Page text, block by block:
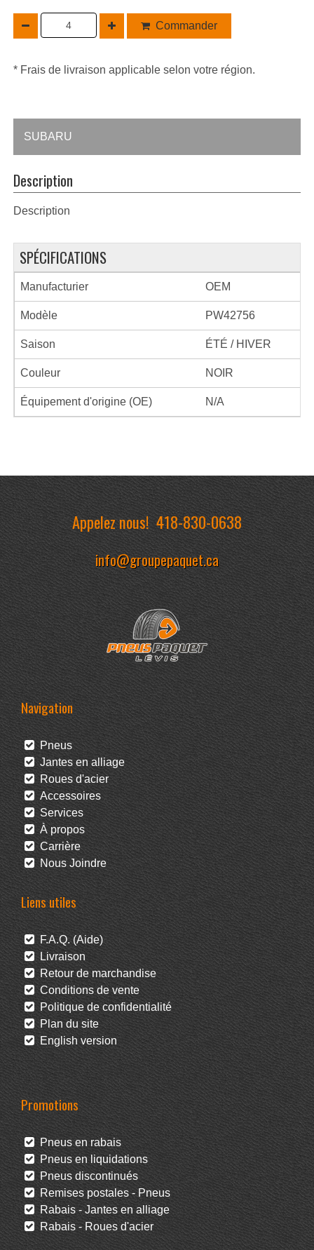
Commander
* Frais de livraison applicable selon votre région.
SUBARU
Description
Description
SPÉCIFICATIONS
Manufacturier OEM
Modèle PW42756
Saison ÉTÉ / HIVER
Couleur NOIR
Équipement d'origine (OE) N/A
Appelez nous!418-830-0638
info@groupepaquet.ca
Navigation
Pneus
Jantes en alliage
Roues d'acier
Accessoires
Services
À propos
Carrière
Nous Joindre
Liens utiles
F.A.Q. (Aide)
Livraison
Retour de marchandise
Conditions de vente
Politique de confidentialité
Plan du site
English version
Promotions
Pneus en rabais
Pneus en liquidations
Pneus discontinués
Remises postales - Pneus
Rabais - Jantes en alliage
Rabais - Roues d'acier